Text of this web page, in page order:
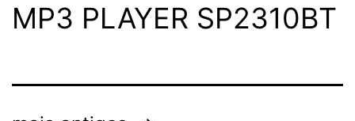
MP3 PLAYER SP2310BT